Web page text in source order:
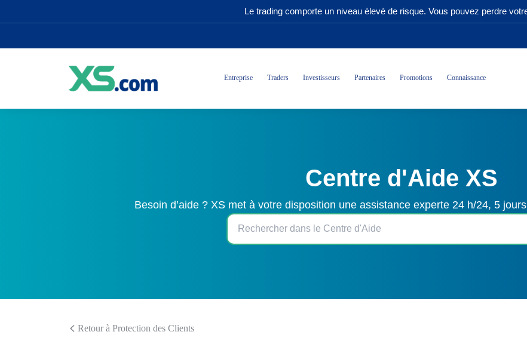
Le trading comporte un niveau élevé de risque. Vous pouvez perdre
Entreprise Traders Investisseurs Partenaires Promotions Connaissance
Centre d'Aide XS
Besoin d’aide ? XS met à votre disposition une assistance experte 24 h/24, 5
Retour à Protection des Clients